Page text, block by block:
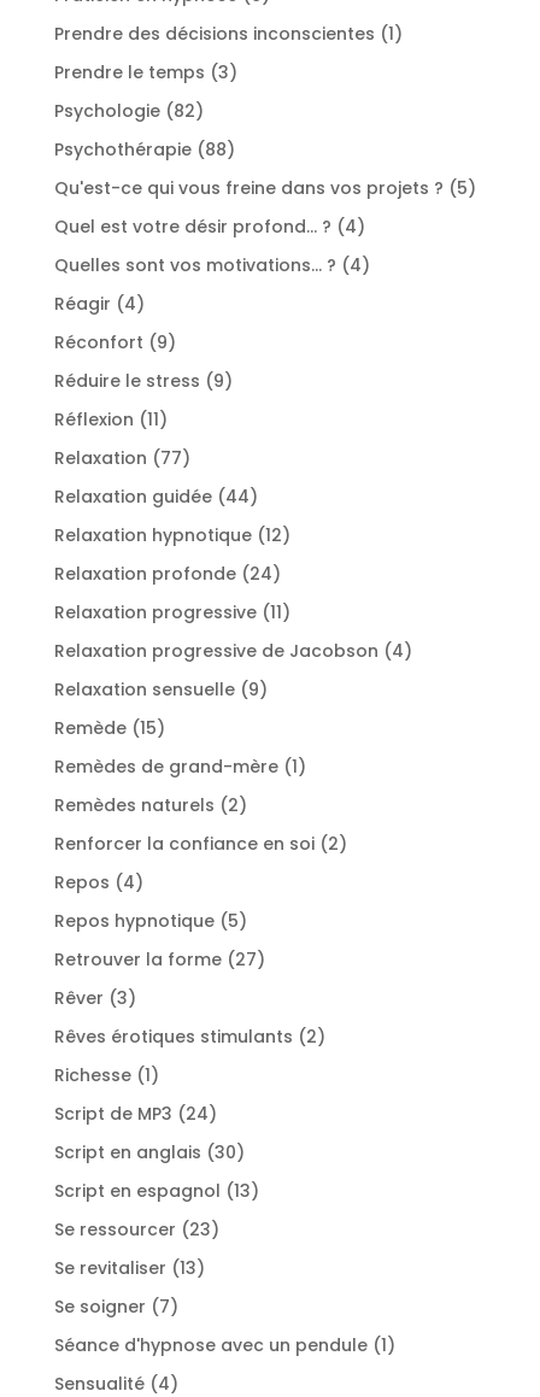
produits
Prendre des décisions inconscientes 11
Prendre le temps 33
Psychologie 8282
produits
Psychothérapie 8888
produits
Qu'est-ce qui vous freine dans vos projets ? 55
Quel est votre désir profond... ? 44
produits
Quelles sont vos motivations... ? 44
Réagir 44
produits
Réconfort 99
produits
Réduire le stress 99
Réflexion 1111
produits
Relaxation 7777
produits
Relaxation guidée 4444
produits
Relaxation hypnotique 1212
Relaxation profonde 2424
produits
Relaxation progressive 1111
produits
Relaxation progressive de Jacobson 44
Relaxation sensuelle 99
Remède 1515
produits
Remèdes de grand-mère 11
Remèdes naturels 22
Renforcer la confiance en soi 22
Repos 44
produits
Repos hypnotique 55
produits
Retrouver la forme 2727
Rêver 33
produits
Rêves érotiques stimulants 22
Richesse 11
produit
Script de MP3 2424
produits
Script en anglais 3030
produits
Script en espagnol 1313
Se ressourcer 2323
Se revitaliser 1313
Se soigner 77
Séance d'hypnose avec un pendule 11
Sensualité 44